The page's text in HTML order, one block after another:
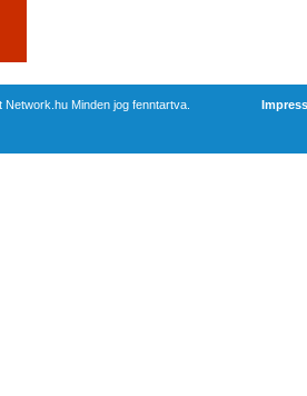
Minden jog fenntartva.